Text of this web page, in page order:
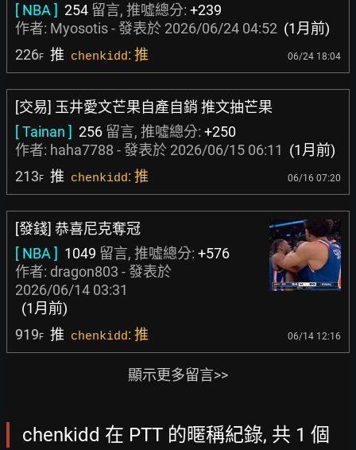
[ NBA ] 254 留言, 推噓總分: +239
作者: Myosotis- 發表於 2026/06/24 04:52 (1月前)
226F 推 chenkidd: 推 06/24 18:04
[交易] 玉井愛文芒果自產自銷 推文抽芒果
[ Tainan ] 256 留言, 推噓總分: +250
作者: haha7788 - 發表於 2026/06/15 06:11 (1月前)
213F 推 chenkidd: 推 06/16 07:20
[發錢] 恭喜尼克奪冠
[ NBA ] 1049 留言, 推噓總分: +576
作者: dragon803 - 發表於
2026/06/14 03:31
(1月前)
919F 推 chenkidd: 推 06/14 12:16
顯示更多留言>>
chenkidd 在 PTT 的暱稱紀錄, 共 1 個